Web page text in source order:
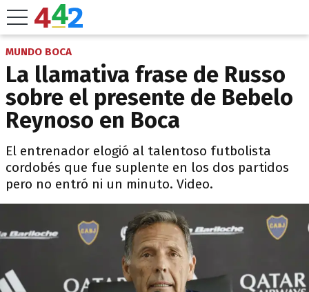
MUNDO BOCA
La llamativa frase de Russo
sobre el presente de Bebelo
Reynoso en Boca
El entrenador elogió al talentoso futbolista
cordobés que fue suplente en los dos partidos
pero no entró ni un minuto. Video.